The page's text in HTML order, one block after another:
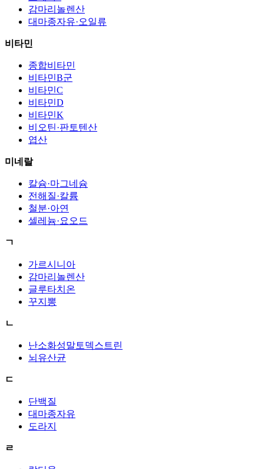
감마리놀렌산
대마종자유·오일류
비타민
종합비타민
비타민B군
비타민C
비타민D
비타민K
비오틴·판토텐산
엽산
미네랄
칼슘·마그네슘
전해질·칼륨
철분·아연
셀레늄·요오드
ㄱ
가르시니아
감마리놀렌산
글루타치온
꾸지뽕
ㄴ
난소화성말토덱스트린
뇌유산균
ㄷ
단백질
대마종자유
도라지
ㄹ